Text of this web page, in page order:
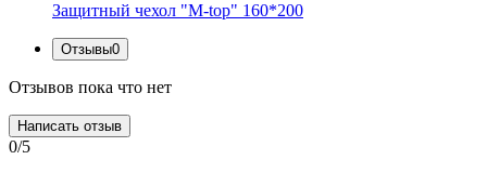
Защитный чехол "M-top" 160*200
Отзывы0
Отзывов пока что нет
Написать отзыв
0/5